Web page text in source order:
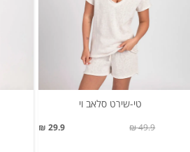
טי-שירט סלאב וי
29.9 ₪ 49.9 ₪